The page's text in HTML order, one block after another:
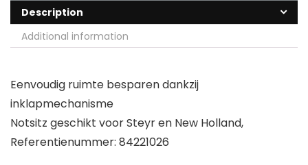
Description
Additional information
Eenvoudig ruimte besparen dankzij
inklapmechanisme
Notsitz geschikt voor Steyr en New Holland,
Referentienummer: 84221026